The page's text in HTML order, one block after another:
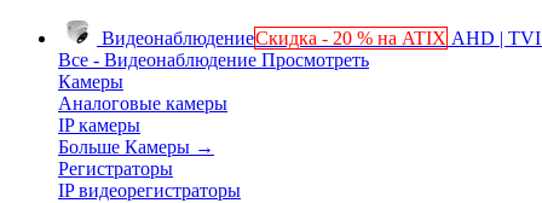
ВидеонаблюдениеСкидка - 20 % на ATIX AHD |
Все - Видеонаблюдение Просмотреть
Камеры
Аналоговые камеры
IP камеры
Больше Камеры →
Регистраторы
IP видеорегистраторы